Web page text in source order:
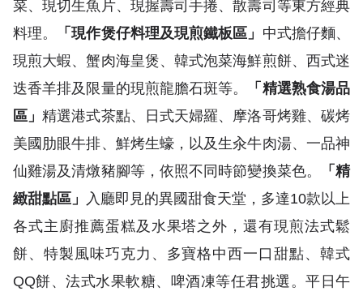
菜、現切生魚片、現握壽司手捲、散壽司等東方經典
料理。
「現作煲仔料理及現煎鐵板區」 中式擔仔麵、
現煎大蝦、蟹肉海皇煲、韓式泡菜海鮮煎餅、西式迷
迭香羊排及限量的現煎龍膽石斑等。
「精選熟食湯品
區」精選港式茶點、日式天婦羅、摩洛哥烤雞、碳烤
美國肋眼牛排、鮮烤生蠔，以及生汆牛肉湯、一品神
仙雞湯及清燉豬腳等，依照不同時節變換菜色。
「精
緻甜點區」 入廳即見的異國甜食天堂，多達10款以上
各式主廚推薦蛋糕及水果塔之外，還有現煎法式鬆
餅、特製風味巧克力、多寶格中西一口甜點、韓式
QQ餅、法式水果軟糖、啤酒凍等任君挑選。平日午